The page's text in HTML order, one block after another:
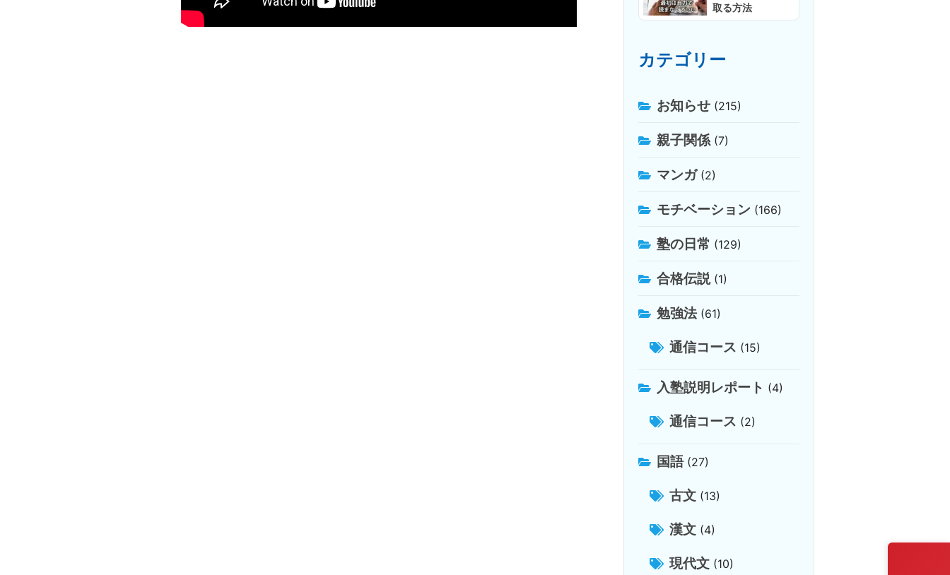
取る方法
カテゴリー
お知らせ(215)
親子関係(7)
マンガ(2)
モチベーション (166)
塾の日常 (129)
合格伝説(1)
勉強法(61)
通信コース (15)
入塾説明レポート (4)
通信コース (2)
国語(27)
古文(13)
漢文(4)
現代文(10)